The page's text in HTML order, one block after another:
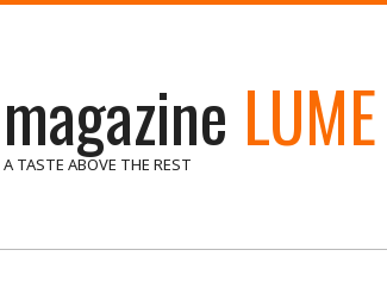
magazine LUME
A TASTE ABOVE THE REST